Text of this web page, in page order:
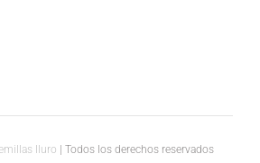
Iluro | Todos los derechos reservados